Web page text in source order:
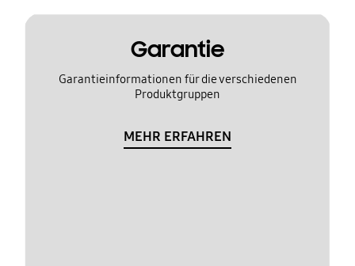
Garantie
Garantieinformationen für die verschiedenen
Produktgruppen
MEHR ERFAHREN